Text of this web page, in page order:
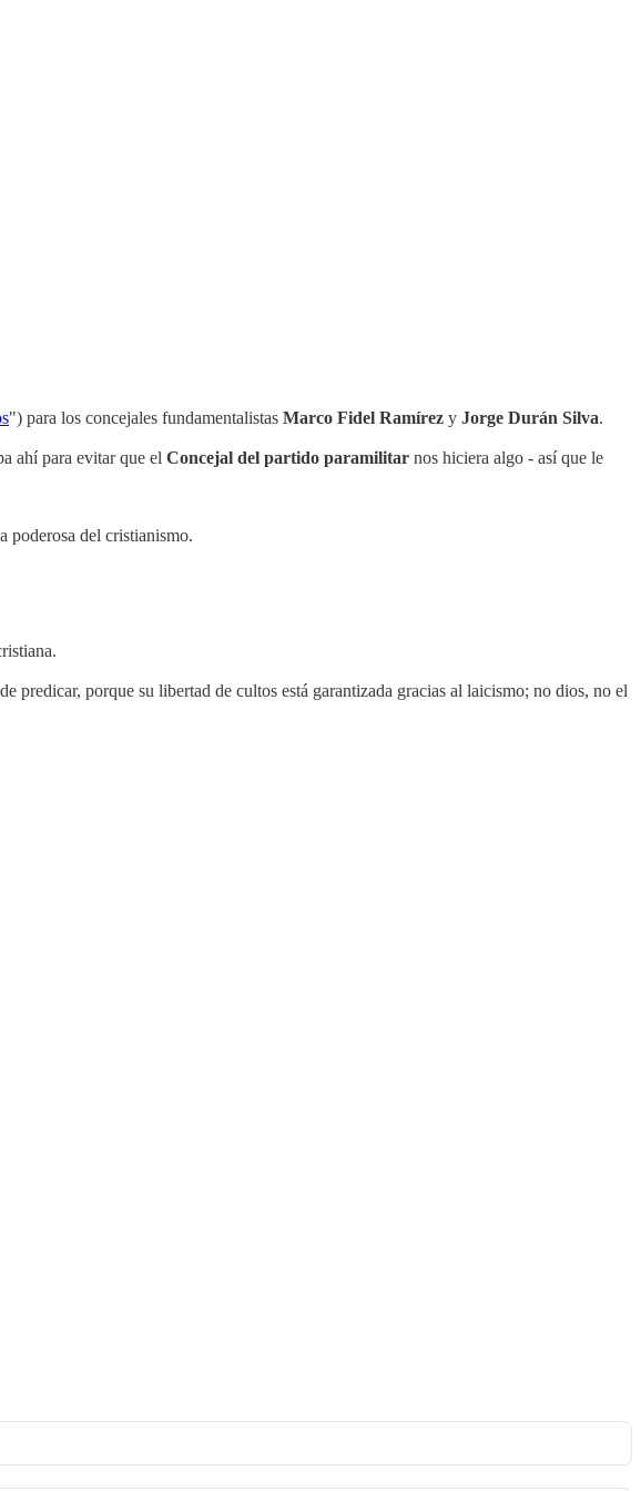
") para los concejales fundamentalistas Marco Fidel Ramírez y Jorge Durán Silva.
ahí para evitar que el Concejal del partido paramilitar nos hiciera algo - así que le
poderosa del cristianismo.
predicar, porque su libertad de cultos está garantizada gracias al laicismo; no dios, no el